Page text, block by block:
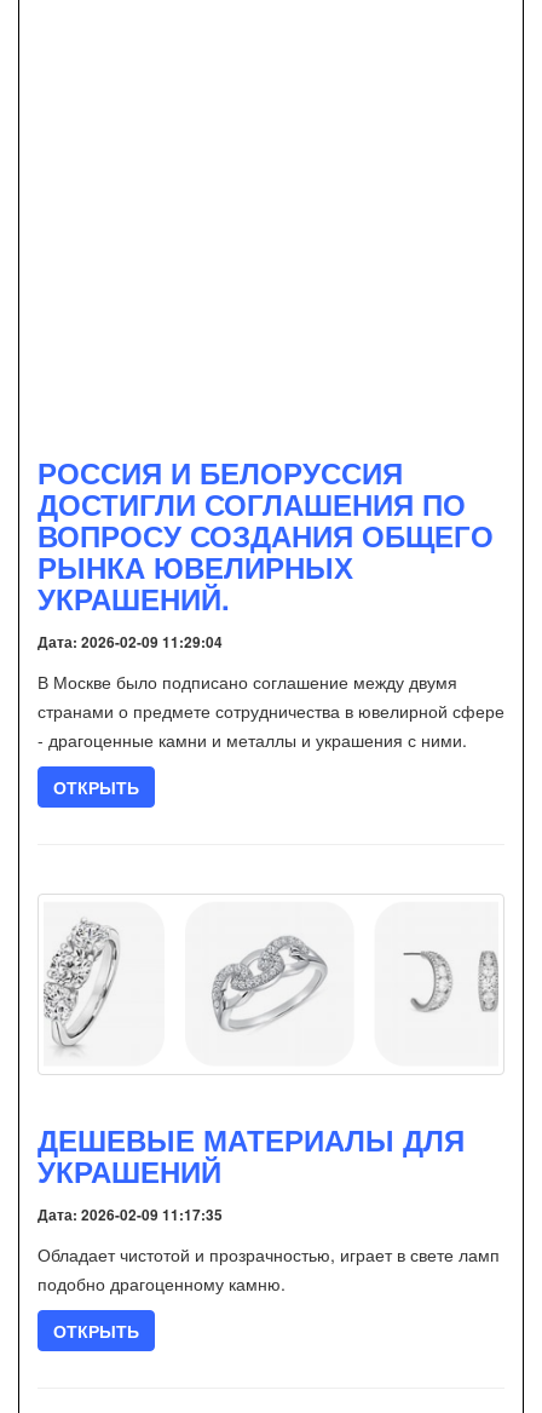
РОССИЯ И БЕЛОРУССИЯ
ДОСТИГЛИ СОГЛАШЕНИЯ ПО
ВОПРОСУ СОЗДАНИЯ ОБЩЕГО
РЫНКА ЮВЕЛИРНЫХ
УКРАШЕНИЙ.
Дата: 2026-02-09 11:29:04
В Москве было подписано соглашение между двумя
странами о предмете сотрудничества в ювелирной сфере
- драгоценные камни и металлы и украшения с ними.
ОТКРЫТЬ
ДЕШЕВЫЕ МАТЕРИАЛЫ ДЛЯ
УКРАШЕНИЙ
Дата: 2026-02-09 11:17:35
Обладает чистотой и прозрачностью, играет в свете ламп
подобно драгоценному камню.
ОТКРЫТЬ